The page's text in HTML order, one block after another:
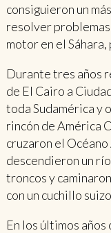
consiguieron un
resolver
motor en el
Durante tres años
de El Cairo a
toda Sudamérica y
rincón de América
cruzaron el
descendieron un
troncos y
con un cuchillo
En los últimos